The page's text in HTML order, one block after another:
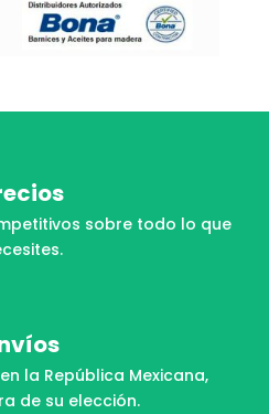
sobre todo lo que
la República Mexicana,
de su elección.